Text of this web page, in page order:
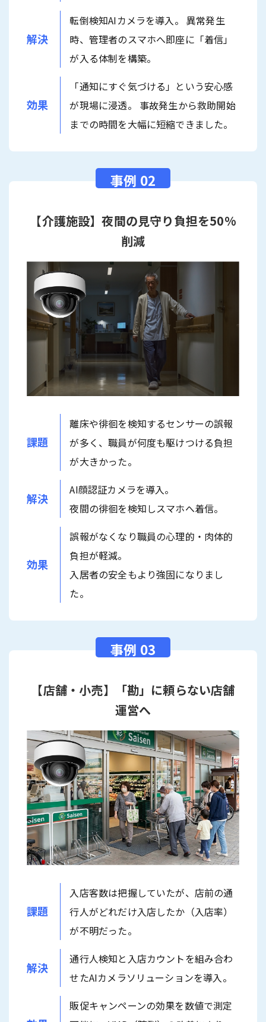
解決
転倒検知AIカメラを導入。 異常発生
時、管理者のスマホへ即座に「着信」
が入る体制を構築。
効果
「通知にすぐ気づける」という安心感
が現場に浸透。 事故発生から救助開始
までの時間を大幅に短縮できました。
【介護施設】夜間の見守り負担を50%
削減
課題
離床や徘徊を検知するセンサーの誤報
が多く、職員が何度も駆けつける負担
が大きかった。
解決
AI顔認証カメラを導入。
夜間の徘徊を検知しスマホへ着信。
効果
誤報がなくなり職員の心理的・肉体的
負担が軽減。
入居者の安全もより強固になりまし
た。
【店舗・小売】「勘」に頼らない店舗
運営へ
課題
入店客数は把握していたが、店前の通
行人がどれだけ入店したか（入店率）
が不明だった。
解決
通行人検知と入店カウントを組み合わ
せたAIカメラソリューションを導入。
販促キャンペーンの効果を数値で測定